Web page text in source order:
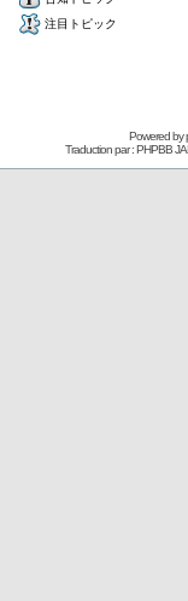
注目トピック
Powered by
Traduction par : PHPBB